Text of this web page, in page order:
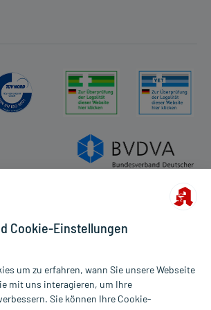
MwSt., ggf. zzgl. Versandkosten
Cookie-Einstellungen
um zu erfahren, wann Sie unsere Webseite
mit uns interagieren, um Ihre
Sie können Ihre Cookie-